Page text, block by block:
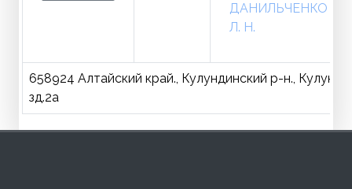
ДАНИЛЬЧЕНКО
Л. Н.
658924 Алтайский край., Кулундинский р-н., Кулунда
зд.2а